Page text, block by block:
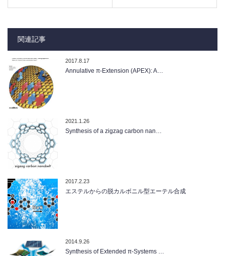
関連記事
2017.8.17
Annulative π-Extension (APEX): A…
2021.1.26
Synthesis of a zigzag carbon nan…
2017.2.23
エステルからの脱カルボニル型エーテル合成
2014.9.26
Synthesis of Extended π-Systems …